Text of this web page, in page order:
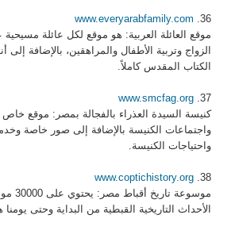
36.
www.everyarabfamily.com
موقع العائلة العربية: هو موقع لكل عائلة مسيحية
الزواج وتربية الأطفال والمراهقين، بالإضافة إلى
الكتاب المقدس كاملاً.
37.
www.smcfag.org
كنيسة السيدة العذراء بالفجالة بمصر: موقع
واجتماعات الكنيسة بالإضافة إلى صور خاصة
واحتياجات الكنيسة.
38.
www.coptichistory.org
الأحداث التاريخية القبطية من البداية وحتى يومنا